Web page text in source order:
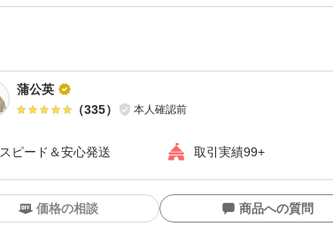
蒲公英
（335） 本人確認前
スピード＆安心発送 取引実績99+
価格の相談 商品への質問